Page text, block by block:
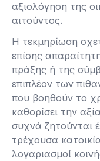
αξιολόγηση της
αιτούντος.
Η τεκμηρίωση
επίσης
πράξης ή της
επιπλέον των
που βοηθούν το
καθορίσει την
συχνά ζητούνται
τρέχουσα
λογαριασμοί